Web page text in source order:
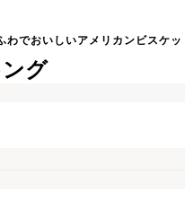
わでおいしいアメリカンビスケッ
グ